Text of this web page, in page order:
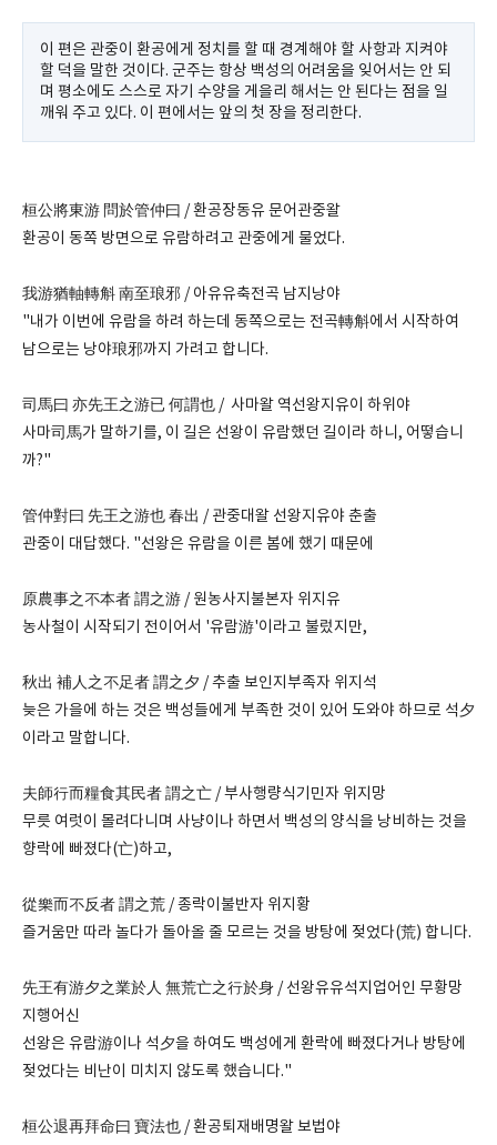
이 편은 관중이 환공에게 정치를 할 때 경계해야 할 사항과 지켜야
할 덕을 말한 것이다. 군주는 항상 백성의 어려움을 잊어서는 안 되
며 평소에도 스스로 자기 수양을 게을리 해서는 안 된다는 점을 일
깨워 주고 있다. 이 편에서는 앞의 첫 장을 정리한다.
桓公將東游 問於管仲曰 / 환공장동유 문어관중왈
환공이 동쪽 방면으로 유람하려고 관중에게 물었다.
我游猶軸轉斛 南至琅邪 / 아유유축전곡 남지낭야
"내가 이번에 유람을 하려 하는데 동쪽으로는 전곡轉斛에서 시작하여
남으로는 낭야琅邪까지 가려고 합니다.
司馬曰 亦先王之游已 何謂也 / 사마왈 역선왕지유이 하위야
사마司馬가 말하기를, 이 길은 선왕이 유람했던 길이라 하니, 어떻습니
까?"
管仲對曰 先王之游也 春出 / 관중대왈 선왕지유야 춘출
관중이 대답했다. "선왕은 유람을 이른 봄에 했기 때문에
原農事之不本者 謂之游 / 원농사지불본자 위지유
농사철이 시작되기 전이어서 '유람游'이라고 불렀지만,
秋出 補人之不足者 謂之夕 / 추출 보인지부족자 위지석
늦은 가을에 하는 것은 백성들에게 부족한 것이 있어 도와야 하므로 석夕
이라고 말합니다.
夫師行而糧食其民者 謂之亡 / 부사행량식기민자 위지망
무릇 여럿이 몰려다니며 사냥이나 하면서 백성의 양식을 낭비하는 것을
향락에 빠졌다(亡)하고,
從樂而不反者 謂之荒 / 종락이불반자 위지황
즐거움만 따라 놀다가 돌아올 줄 모르는 것을 방탕에 젖었다(荒) 합니다.
先王有游夕之業於人 無荒亡之行於身 / 선왕유유석지업어인 무황망
지행어신
선왕은 유람游이나 석夕을 하여도 백성에게 환락에 빠졌다거나 방탕에
젖었다는 비난이 미치지 않도록 했습니다."
桓公退再拜命曰 寶法也 / 환공퇴재배명왈 보법야